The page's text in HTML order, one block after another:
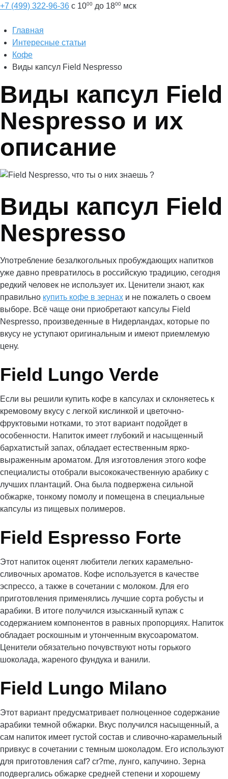
+7 (499) 322-96-36 с 1000 до 1800 мск
Главная
Интересные статьи
Кофе
Виды капсул Field Nespresso
Виды капсул Field
Nespresso и их
описание
Виды капсул Field
Nespresso
Употребление безалкогольных пробуждающих напитков
уже давно превратилось в российскую традицию, сегодня
редкий человек не использует их. Ценители знают, как
правильно купить кофе в зернах и не пожалеть о своем
выборе. Всё чаще они приобретают капсулы Field
Nespresso, произведенные в Нидерландах, которые по
вкусу не уступают оригинальным и имеют приемлемую
цену.
Field Lungo Verde
Если вы решили купить кофе в капсулах и склоняетесь к
кремовому вкусу с легкой кислинкой и цветочно-
фруктовыми нотками, то этот вариант подойдет в
особенности. Напиток имеет глубокий и насыщенный
бархатистый запах, обладает естественным ярко-
выраженным ароматом. Для изготовления этого кофе
специалисты отобрали высококачественную арабику с
лучших плантаций. Она была подвержена сильной
обжарке, тонкому помолу и помещена в специальные
капсулы из пищевых полимеров.
Field Espresso Forte
Этот напиток оценят любители легких карамельно-
сливочных ароматов. Кофе используется в качестве
эспрессо, а также в сочетании с молоком. Для его
приготовления применялись лучшие сорта робусты и
арабики. В итоге получился изысканный купаж с
содержанием компонентов в равных пропорциях. Напиток
обладает роскошным и утонченным вкусоароматом.
Ценители обязательно почувствуют ноты горького
шоколада, жареного фундука и ванили.
Field Lungo Milano
Этот вариант предусматривает полноценное содержание
арабики темной обжарки. Вкус получился насыщенный, а
сам напиток имеет густой состав и сливочно-карамельный
привкус в сочетании с темным шоколадом. Его используют
для приготовления caf? cr?me, лунго, капучино. Зерна
подвергались обжарке средней степени и хорошему